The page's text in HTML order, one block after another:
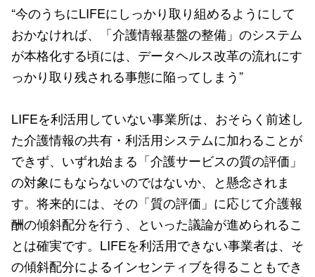
“今のうちにLIFEにしっかり取り組めるようにして
おかなければ、「介護情報基盤の整備」のシステム
が本格化する頃には、データヘルス改革の流れにす
っかり取り残される事態に陥ってしまう”
LIFEを利活用していない事業所は、おそらく前述し
た介護情報の共有・利活用システムに加わることが
できず、いずれ始まる「介護サービスの質の評価」
の対象にもならないのではないか、と懸念されま
す。将来的には、その「質の評価」に応じて介護報
酬の傾斜配分を行う、といった議論が進められるこ
とは確実です。LIFEを利活用できない事業者は、そ
の傾斜配分によるインセンティブを得ることもでき